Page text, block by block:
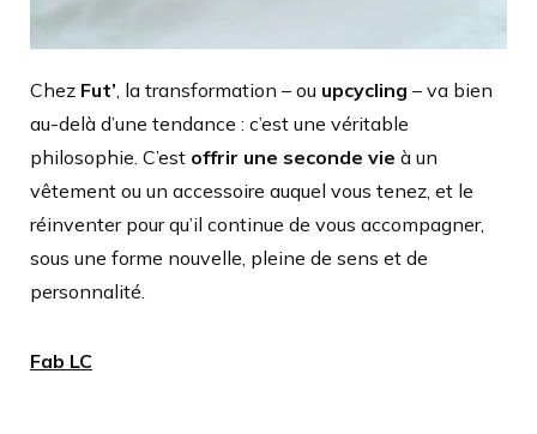
Chez Fut’ , la transformation – ou upcycling – va bien
au-delà d’une tendance : c’est une véritable
philosophie. C’est offrir une seconde vie à un
vêtement ou un accessoire auquel vous tenez, et le
réinventer pour qu’il continue de vous accompagner,
sous une forme nouvelle, pleine de sens et de
personnalité.
Fab LC